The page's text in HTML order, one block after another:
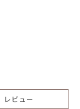
レビュー